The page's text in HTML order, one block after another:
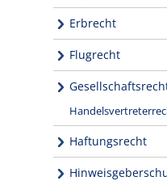
Erbrecht
Flugrecht
Haftungsrecht